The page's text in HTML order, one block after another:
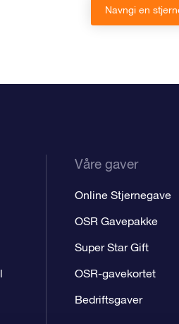
Navngi en
Våre gaver
Online Stjernegave
OSR Gavepakke
Super Star Gift
OSR-gavekortet
Bedriftsgaver